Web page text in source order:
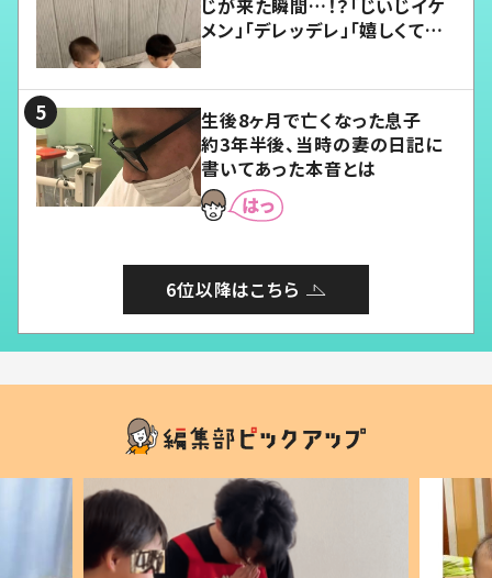
じが来た瞬間…！？「じいじイケ
メン」「デレッデレ」「嬉しくて可
生後8ヶ月で亡くなった息子
約3年半後、当時の妻の日記に
書いてあった本音とは
6位以降はこちら